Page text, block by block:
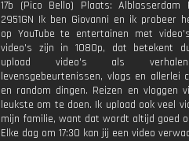
17b (Pico Bello) Plaats: Alblasserdam
2951GN Ik ben Giovanni en ik probeer
op YouTube te entertainen met
video's zijn in 1080p, dat betekent
upload video's als
levensgebeurtenissen, vlogs en allerlei
en random dingen. Reizen en vloggen
leukste om te doen. Ik upload ook veel
mijn familie, want dat wordt altijd goed
Elke dag om 17:30 kan jij een video